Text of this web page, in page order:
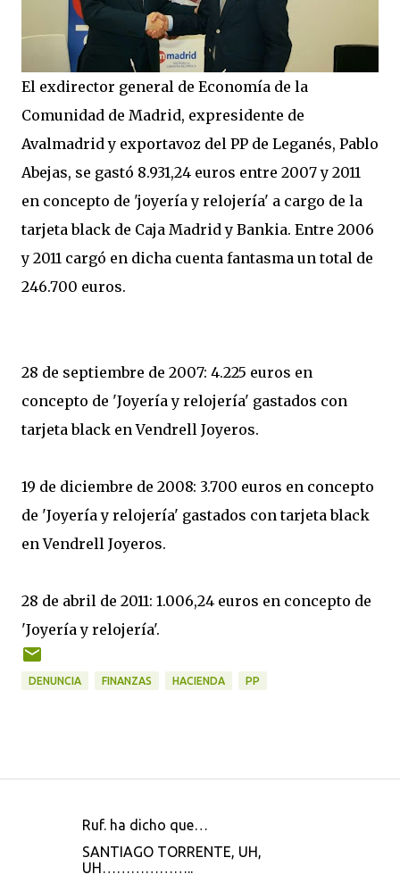
El exdirector general de Economía de la
Comunidad de Madrid, expresidente de
Avalmadrid y exportavoz del PP de Leganés, Pablo
Abejas, se gastó 8.931,24 euros entre 2007 y 2011
en concepto de 'joyería y relojería' a cargo de la
tarjeta black de Caja Madrid y Bankia. Entre 2006
y 2011 cargó en dicha cuenta fantasma un total de
246.700 euros.
28 de septiembre de 2007: 4.225 euros en
concepto de 'Joyería y relojería' gastados con
tarjeta black en Vendrell Joyeros.
19 de diciembre de 2008: 3.700 euros en concepto
de 'Joyería y relojería' gastados con tarjeta black
en Vendrell Joyeros.
28 de abril de 2011: 1.006,24 euros en concepto de
'Joyería y relojería'.
DENUNCIA FINANZAS HACIENDA PP
Ruf. ha dicho que…
SANTIAGO TORRENTE, UH,
UH………………..